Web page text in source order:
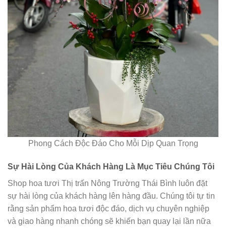
Phong Cách Độc Đáo Cho Mỗi Dịp Quan Trọng
Sự Hài Lòng Của Khách Hàng Là Mục Tiêu Chúng Tôi
Shop hoa tươi Thị trấn Nông Trường Thái Bình luôn đặt
sự hài lòng của khách hàng lên hàng đầu. Chúng tôi tự tin
rằng sản phẩm hoa tươi độc đáo, dịch vụ chuyên nghiệp
và giao hàng nhanh chóng sẽ khiến bạn quay lại lần nữa